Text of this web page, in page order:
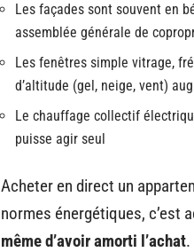
Les façades sont souvent en
assemblée générale de
Les fenêtres simple vitrage,
d’altitude (gel, neige, vent)
Le chauffage collectif
puisse agir seul
Acheter en direct un
normes énergétiques, c’est
même d’avoir amorti l’achat.